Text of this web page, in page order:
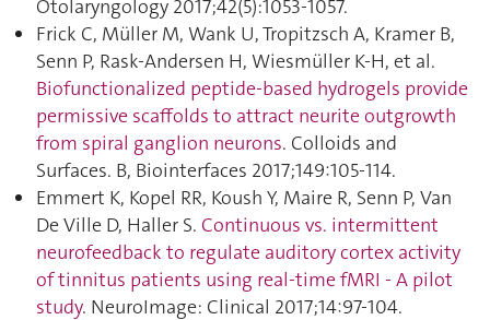
Otolaryngology 2017;42(5):1053‑1057.
Frick C, Müller M, Wank U, Tropitzsch A, Kramer B,
Senn P, Rask-Andersen H, Wiesmüller K-H, et al.
Biofunctionalized peptide-based hydrogels provide
permissive scaffolds to attract neurite outgrowth
from spiral ganglion neurons. Colloids and
Surfaces. B, Biointerfaces 2017;149:105‑114.
Emmert K, Kopel RR, Koush Y, Maire R, Senn P, Van
De Ville D, Haller S. Continuous vs. intermittent
neurofeedback to regulate auditory cortex activity
of tinnitus patients using real-time fMRI - A pilot
study. NeuroImage: Clinical 2017;14:97‑104.